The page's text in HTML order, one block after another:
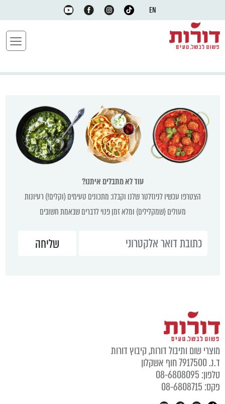
EN
עוד לא מתבלים איתנו?
הצטרפו עכשיו לניוזלטר שלנו וקבלו: מתכונים טעימים (וקלים!) רעיונות
מעולים (שמקלילים) ומלא זמן פנוי לדברים שבאמת חשובים
מוצרי שום ותיבול דורות, קיבוץ דורות
ד.נ. 7917500 חוף אשקלון
טלפון: 08-6808095
פקס: 08-6808715